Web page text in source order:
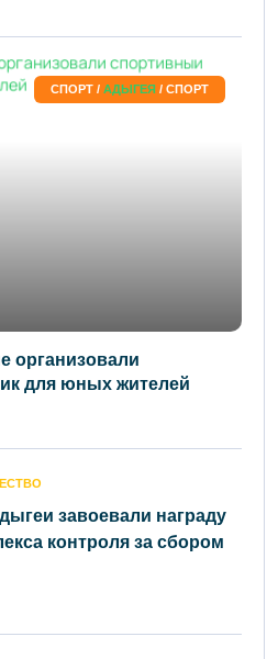
СПОРТ / АДЫГЕЯ / СПОРТ
организовали
для юных жителей
завоевали награду
контроля за сбором